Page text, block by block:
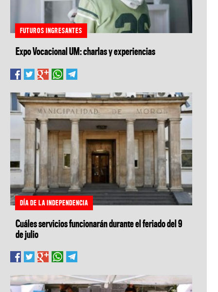
FUTUROS INGRESANTES
Expo Vocacional UM: charlas y experiencias
DÍA DE LA INDEPENDENCIA
Cuáles servicios funcionarán durante el feriado del 9
de julio